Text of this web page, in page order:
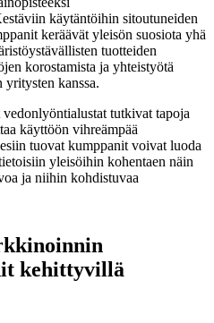
käytäntöihin sitoutuneiden
keräävät yleisön suosiota yhä
tuotteiden
korostamista ja yhteistyötä
yritysten kanssa.
tutkivat tapoja
käyttöön vihreämpää
tuovat kumppanit voivat luoda
yleisöihin kohentaen näin
ja niihin kohdistuvaa
kehittyvillä